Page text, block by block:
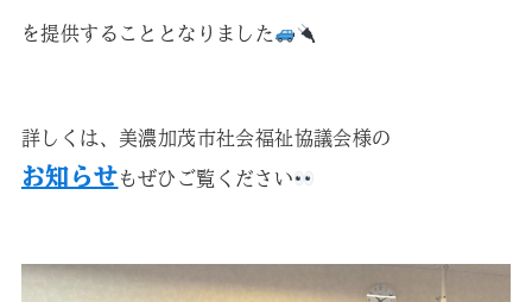
を提供することとなりました
詳しくは、美濃加茂市社会福祉協議会様の
お知らせもぜひご覧ください